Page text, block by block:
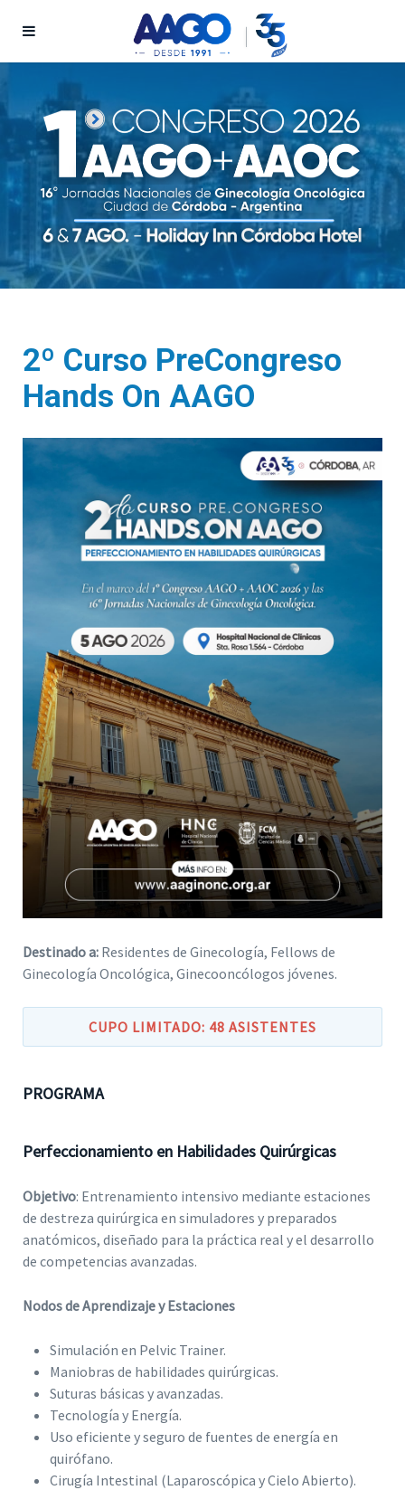
2º Curso PreCongreso
Hands On AAGO
Destinado a: Residentes de Ginecología, Fellows de
Ginecología Oncológica, Ginecooncólogos jóvenes.
CUPO LIMITADO: 48 ASISTENTES
PROGRAMA
Perfeccionamiento en Habilidades Quirúrgicas
Objetivo: Entrenamiento intensivo mediante estaciones
de destreza quirúrgica en simuladores y preparados
anatómicos, diseñado para la práctica real y el desarrollo
de competencias avanzadas.
Nodos de Aprendizaje y Estaciones
Simulación en Pelvic Trainer.
Maniobras de habilidades quirúrgicas.
Suturas básicas y avanzadas.
Tecnología y Energía.
Uso eficiente y seguro de fuentes de energía en
quirófano.
Cirugía Intestinal (Laparoscópica y Cielo Abierto).